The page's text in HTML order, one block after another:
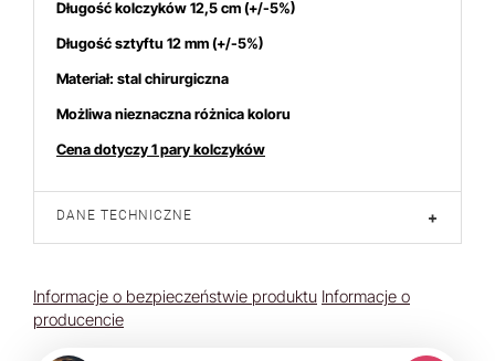
Długość kolczyków 12,5 cm (+/-5%)
Długość sztyftu 12 mm (+/-5%)
Materiał: stal chirurgiczna
Możliwa nieznaczna różnica koloru
Cena dotyczy 1 pary kolczyków
DANE TECHNICZNE +
Informacje o bezpieczeństwie produktu Informacje o
producencie